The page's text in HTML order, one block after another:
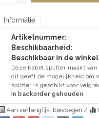
Informatie
Artikelnummer:
Beschikbaarheid:
Beschikbaar in de
Deze kabel splitter maakt
dit geeft de mogelijkheid om
splitter is geschikt voor
in backorder gehouden
Aan verlanglijst toevoegen /